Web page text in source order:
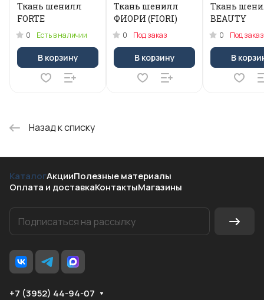
Ткань шенилл
FORTE
0 Есть в наличии
В корзину
Ткань шенилл
ФИОРИ (FIORI)
0 Под заказ
В корзину
Ткань
BEAUTY
0 Под заказ
В
Назад к списку
КаталогАкцииПолезные материалы
Оплата и доставкаКонтактыМагазины
+7 (3952) 44-94-07